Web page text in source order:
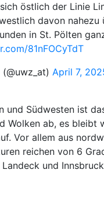
östlich der Linie
davon nahezu
in St. Pölten
81nFOCyTdT
April 7,
und Südwesten ist
Wolken ab, es
Vor allem aus
reichen von 6
und